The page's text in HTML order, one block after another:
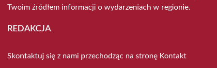
Twoim źródłem informacji o wydarzeniach w regionie.
REDAKCJA
Skontaktuj się z nami przechodząc na stronę Kontakt